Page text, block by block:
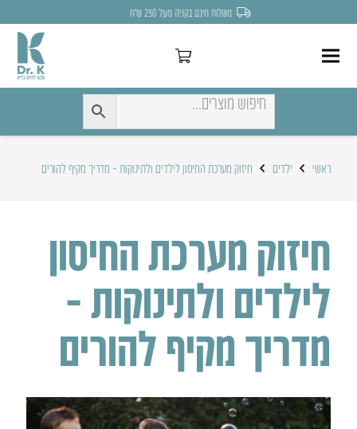
לחצו כאן להנחה של 7% לקניה הראשונה
ראשי ילדים חיזוק מערכת החיסון לילדים ולתינוקות – מדריך מקיף להורים
חיזוק מערכת החיסון
לילדים ולתינוקות –
מדריך מקיף להורים